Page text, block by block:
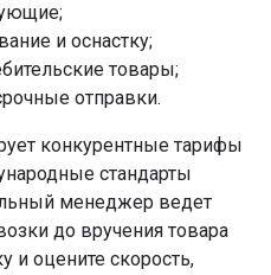
и оснастку;
товары;
отправки.
конкурентные тарифы
стандарты
менеджер ведет
до вручения товара
и оцените скорость,